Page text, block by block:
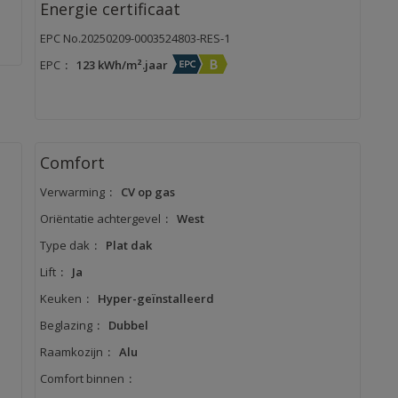
Energie certificaat
EPC No.20250209-0003524803-RES-1
EPC : 123 kWh/m².jaar
Comfort
Verwarming :
CV op gas
Oriëntatie achtergevel : West
Type dak :
Plat dak
Lift :
Ja
Keuken :
Hyper-geïnstalleerd
Beglazing :
Dubbel
Raamkozijn : Alu
Comfort binnen :